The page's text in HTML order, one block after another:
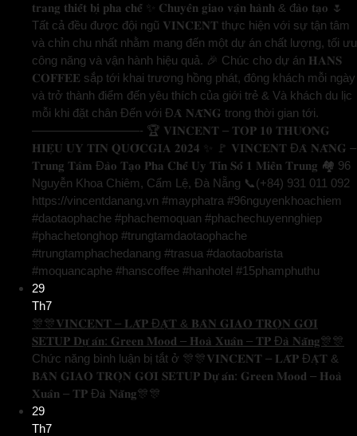
𝐭𝐫𝐚𝐧𝐠 𝐭𝐡𝐢𝐞̂́𝐭 𝐛𝐢̣ 𝐩𝐡𝐚 𝐜𝐡𝐞̂́ ✨ 𝐂𝐡𝐮𝐲𝐞̂̉𝐧 𝐠𝐢𝐚𝐨 𝐯𝐚̣̂𝐧 𝐡𝐚̀𝐧𝐡 & đ𝐚̀𝐨 𝐭𝐚̣𝐨 🌷
Tất cả đều được đội ngũ 𝐕𝐈𝐍𝐂𝐄𝐍𝐓 thực hiện với sự tận tâm
và chỉn chu nhất nhằm mang đến một dự án chất lượng, tối ưu
công năng và vận hành hiệu quả. 🎉 Chúc cho dự án 𝐇𝐀𝐍𝐒
𝐂𝐎𝐅𝐅𝐄𝐄 sắp tới khai trương hồng phát, đông khách mỗi ngày
và trở thành điểm đến yêu thích của giới trẻ & Và khách du lịc
mỗi khi đặt chân Đến với Đ𝐀̀ 𝐍𝐀̆̃𝐍𝐆 trong thời gian tới.
—————————- 🏆 𝐕𝐈𝐍𝐂𝐄𝐍𝐓 – 𝐓𝐎𝐏 𝟏𝟎 𝐓𝐇𝐔̛𝐎̛𝐍𝐆
𝐇𝐈𝐄̣̂𝐔 𝐔𝐘 𝐓𝐈́𝐍 𝐐𝐔𝐎̂́𝐂𝐆𝐈𝐀 𝟐𝟎𝟐𝟒 ✨ 🚩 𝐕𝐈𝐍𝐂𝐄𝐍𝐓 Đ𝐀̀ 𝐍𝐀̆̃𝐍𝐆 –
𝐓𝐫𝐮𝐧𝐠 𝐓𝐚̂𝐦 Đ𝐚̀𝐨 𝐓𝐚̣𝐨 𝐏𝐡𝐚 𝐂𝐡𝐞̂́ 𝐔𝐲 𝐓𝐢́𝐧 𝐒𝐨̂́ 𝟏 𝐌𝐢𝐞̂̀𝐧 𝐓𝐫𝐮𝐧𝐠 🏘️ 96
Nguyễn Khoa Chiêm, Cẩm Lệ, Đà Nẵng 📞(+84) 931 011 092
https://vincentdanang.vn #mayphatra #96nguyenkhoachiem
#daotaophache #phachemoquan #phachechuyennghiep
#phachetonghop #trungtamdaotaophache
#trungtamphachedanang #trasua #daotaobarista
#moquancaphe #hanscoffee #hanhotel #15phamphuthu
29
Th7
🎊🎊𝐕𝐈𝐍𝐂𝐄𝐍𝐓 – 𝐋𝐀̆́𝐏 Đ𝐀̣̆𝐓 & 𝐁𝐀̀𝐍 𝐆𝐈𝐀𝐎 𝐓𝐑𝐎̣𝐍 𝐆𝐎́𝐈
𝐒𝐄𝐓𝐔𝐏 𝐃𝐮̛̣ 𝐚́𝐧: 𝐆𝐫𝐞𝐞𝐧 𝐌𝐨𝐨𝐝 – 𝐇𝐨𝐚̀ 𝐗𝐮𝐚̂𝐧 – 𝐓𝐏 Đ𝐚̀ 𝐍𝐚̆̃𝐧𝐠🎊🎊
Chức năng bình luận bị tắt ở 🎊🎊𝐕𝐈𝐍𝐂𝐄𝐍𝐓 – 𝐋𝐀̆́𝐏 Đ𝐀̣̆𝐓 &
𝐁𝐀̀𝐍 𝐆𝐈𝐀𝐎 𝐓𝐑𝐎̣𝐍 𝐆𝐎́𝐈 𝐒𝐄𝐓𝐔𝐏 𝐃𝐮̛̣ 𝐚́𝐧: 𝐆𝐫𝐞𝐞𝐧 𝐌𝐨𝐨𝐝 – 𝐇𝐨𝐚̀
𝐗𝐮𝐚̂𝐧 – 𝐓𝐏 Đ𝐚̀ 𝐍𝐚̆̃𝐧𝐠🎊🎊
29
Th7